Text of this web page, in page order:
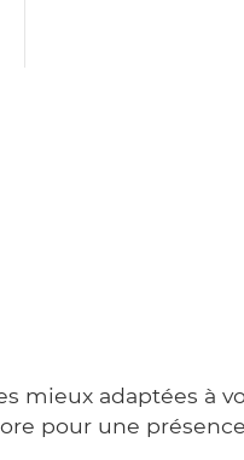
mieux adaptées à
pour une